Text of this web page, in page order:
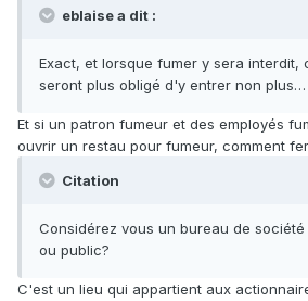
eblaise a dit :
Exact, et lorsque fumer y sera interdit,
seront plus obligé d'y entrer non plus…
Et si un patron fumeur et des employés
ouvrir un restau pour fumeur, comment
Citation
Considérez vous un bureau de
ou public?
C'est un lieu qui appartient aux